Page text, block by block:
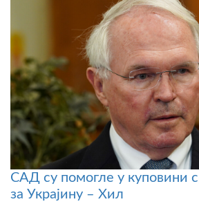
САД су помогле у куповини
за Украјину – Хил